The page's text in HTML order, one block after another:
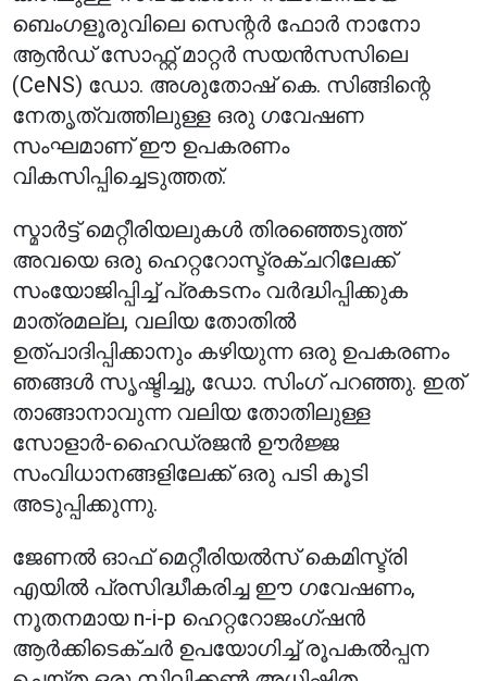
ബെംഗളൂരുവിലെ സെന്റർ ഫോർ നാനോ
ആൻഡ് സോഫ്റ്റ് മാറ്റർ സയൻസസിലെ
(CeNS) ഡോ. അശുതോഷ് കെ. സിങ്ങിന്റെ
നേതൃത്വത്തിലുള്ള ഒരു ഗവേഷണ
സംഘമാണ് ഈ ഉപകരണം
വികസിപ്പിച്ചെടുത്തത്.
സ്മാർട്ട് മെറ്റീരിയലുകൾ തിരഞ്ഞെടുത്ത്
അവയെ ഒരു ഹെറ്ററോസ്ട്രക്ചറിലേക്ക്
സംയോജിപ്പിച്ച് പ്രകടനം വർദ്ധിപ്പിക്കുക
മാത്രമല്ല, വലിയ തോതിൽ
ഉത്പാദിപ്പിക്കാനും കഴിയുന്ന ഒരു ഉപകരണം
ഞങ്ങൾ സൃഷ്ടിച്ചു, ഡോ. സിംഗ് പറഞ്ഞു. ഇത്
താങ്ങാനാവുന്ന വലിയ തോതിലുള്ള
സോളാർ-ഹൈഡ്രജൻ ഊർജ്ജ
സംവിധാനങ്ങളിലേക്ക് ഒരു പടി കൂടി
അടുപ്പിക്കുന്നു.
ജേണൽ ഓഫ് മെറ്റീരിയൽസ് കെമിസ്ട്രി
എയിൽ പ്രസിദ്ധീകരിച്ച ഈ ഗവേഷണം,
നൂതനമായ n-i-p ഹെറ്ററോജംഗ്ഷൻ
ആർക്കിടെക്ചർ ഉപയോഗിച്ച് രൂപകൽപ്പന